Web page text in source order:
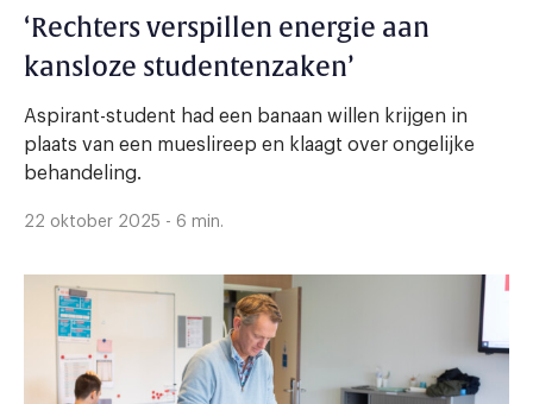
‘Rechters verspillen energie aan
kansloze studentenzaken’
Aspirant-student had een banaan willen krijgen in
plaats van een mueslireep en klaagt over ongelijke
behandeling.
22 oktober 2025 - 6 min.